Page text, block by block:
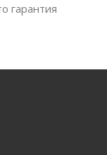
гарантия